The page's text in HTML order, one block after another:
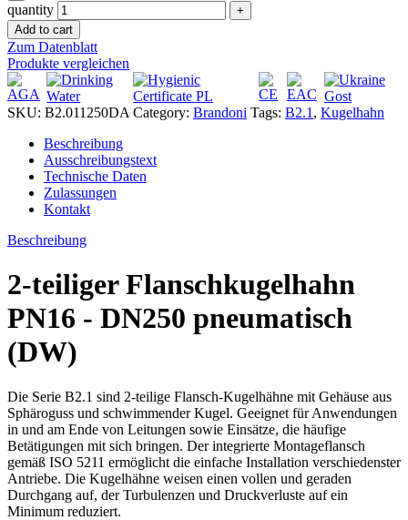
quantity
Add to cart
Zum Datenblatt
Produkte vergleichen
SKU: B2.011250DA Category: Brandoni Tags: B2.1 , Kugelhahn
Beschreibung
Ausschreibungstext
Technische Daten
Zulassungen
Kontakt
Beschreibung
2-teiliger Flanschkugelhahn
PN16 - DN250 pneumatisch
(DW)
Die Serie B2.1 sind 2-teilige Flansch-Kugelhähne mit Gehäuse aus
Sphäroguss und schwimmender Kugel. Geeignet für Anwendungen
in und am Ende von Leitungen sowie Einsätze, die häufige
Betätigungen mit sich bringen. Der integrierte Montageflansch
gemäß ISO 5211 ermöglicht die einfache Installation verschiedenster
Antriebe. Die Kugelhähne weisen einen vollen und geraden
Durchgang auf, der Turbulenzen und Druckverluste auf ein
Minimum reduziert.